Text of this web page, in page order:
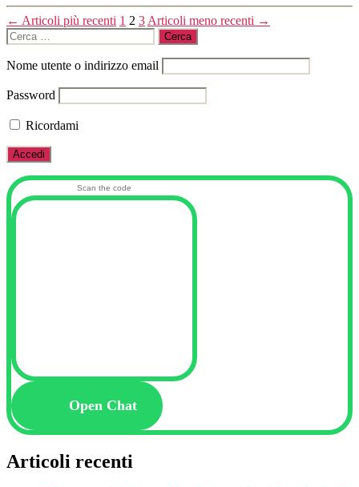
Paginazione
degli
articoli
← Articoli più recenti 1 2 3 Articoli meno recenti →
Cerca:
Nome utente o indirizzo email
Password
Ricordami
Scan the code
Open Chat
Articoli recenti